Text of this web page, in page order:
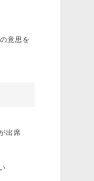
意思を
出席